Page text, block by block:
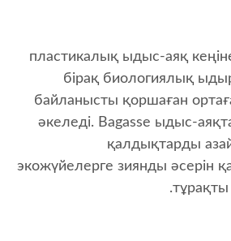
пластикалық ыдыс-аяқ
бірақ биологиялық
байланысты қоршаған
әкеледі. Bagasse ыдыс-
қалдықтарды
экожүйелерге зиянды әсерін